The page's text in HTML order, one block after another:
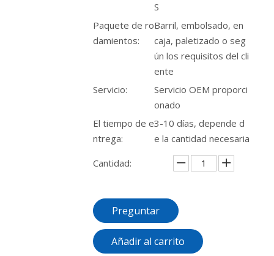
S
Paquete de ro
damientos:
Barril, embolsado, en
caja, paletizado o seg
ún los requisitos del cli
ente
Servicio:
Servicio OEM proporci
onado
El tiempo de e
ntrega:
3-10 días, depende d
e la cantidad necesaria
Cantidad:
Preguntar
Añadir al carrito